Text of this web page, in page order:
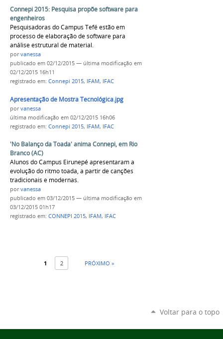
Connepi 2015: Pesquisa propõe software para
engenheiros
Pesquisadoras do Campus Tefé estão em
processo de elaboração de software para
análise estrutural de material.
porvanessa
publicado em 02/12/2015 — última modificação em
02/12/2015 16h11
registrado em: Connepi 2015, IFAM, IFAC
Apresentação de Mostra Tecnológica.jpg
porvanessa
última modificação em 02/12/2015 16h06
registrado em: Connepi 2015, IFAM, IFAC
'No Balanço da Toada' anima Connepi, em Rio
Branco (AC)
Alunos do Campus Eirunepé apresentaram a
evolução do ritmo toada, a partir de canções
tradicionais e modernas.
porvanessa
publicado em 03/12/2015 — última modificação em
03/12/2015 01h17
registrado em: CONNEPI 2015, IFAM, IFAC
1 2 PRÓXIMO »
Voltar para o topo